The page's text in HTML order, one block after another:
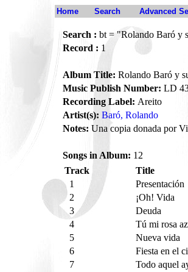
Home Search Advanced
Search : bt = "Rolando Baró y
Record : 1
Album Title: Rolando Baró y
Music Publish Number: LD
Recording Label: Areito
Artist(s): Baró, Rolando
Notes: Una copia donada por
Songs in Album: 12
Track
Title
1
Presentación
2
¡Oh! Vida
3
Deuda
4
Tú mi rosa
5
Nueva vida
6
Fiesta en el
7
Todo aquel